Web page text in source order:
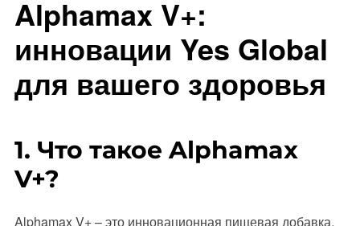
Alphamax V+:
инновации Yes Global
для вашего здоровья
1. Что такое Alphamax
V+?
Alphamax V+ – это инновационная пищевая добавка,